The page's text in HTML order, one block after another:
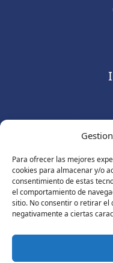
Para ofrecer las mejores
cookies para almacenar y/o
consentimiento de estas
el comportamiento de
sitio. No consentir o retirar el
negativamente a ciertas
Consulte
© Copyright 2026